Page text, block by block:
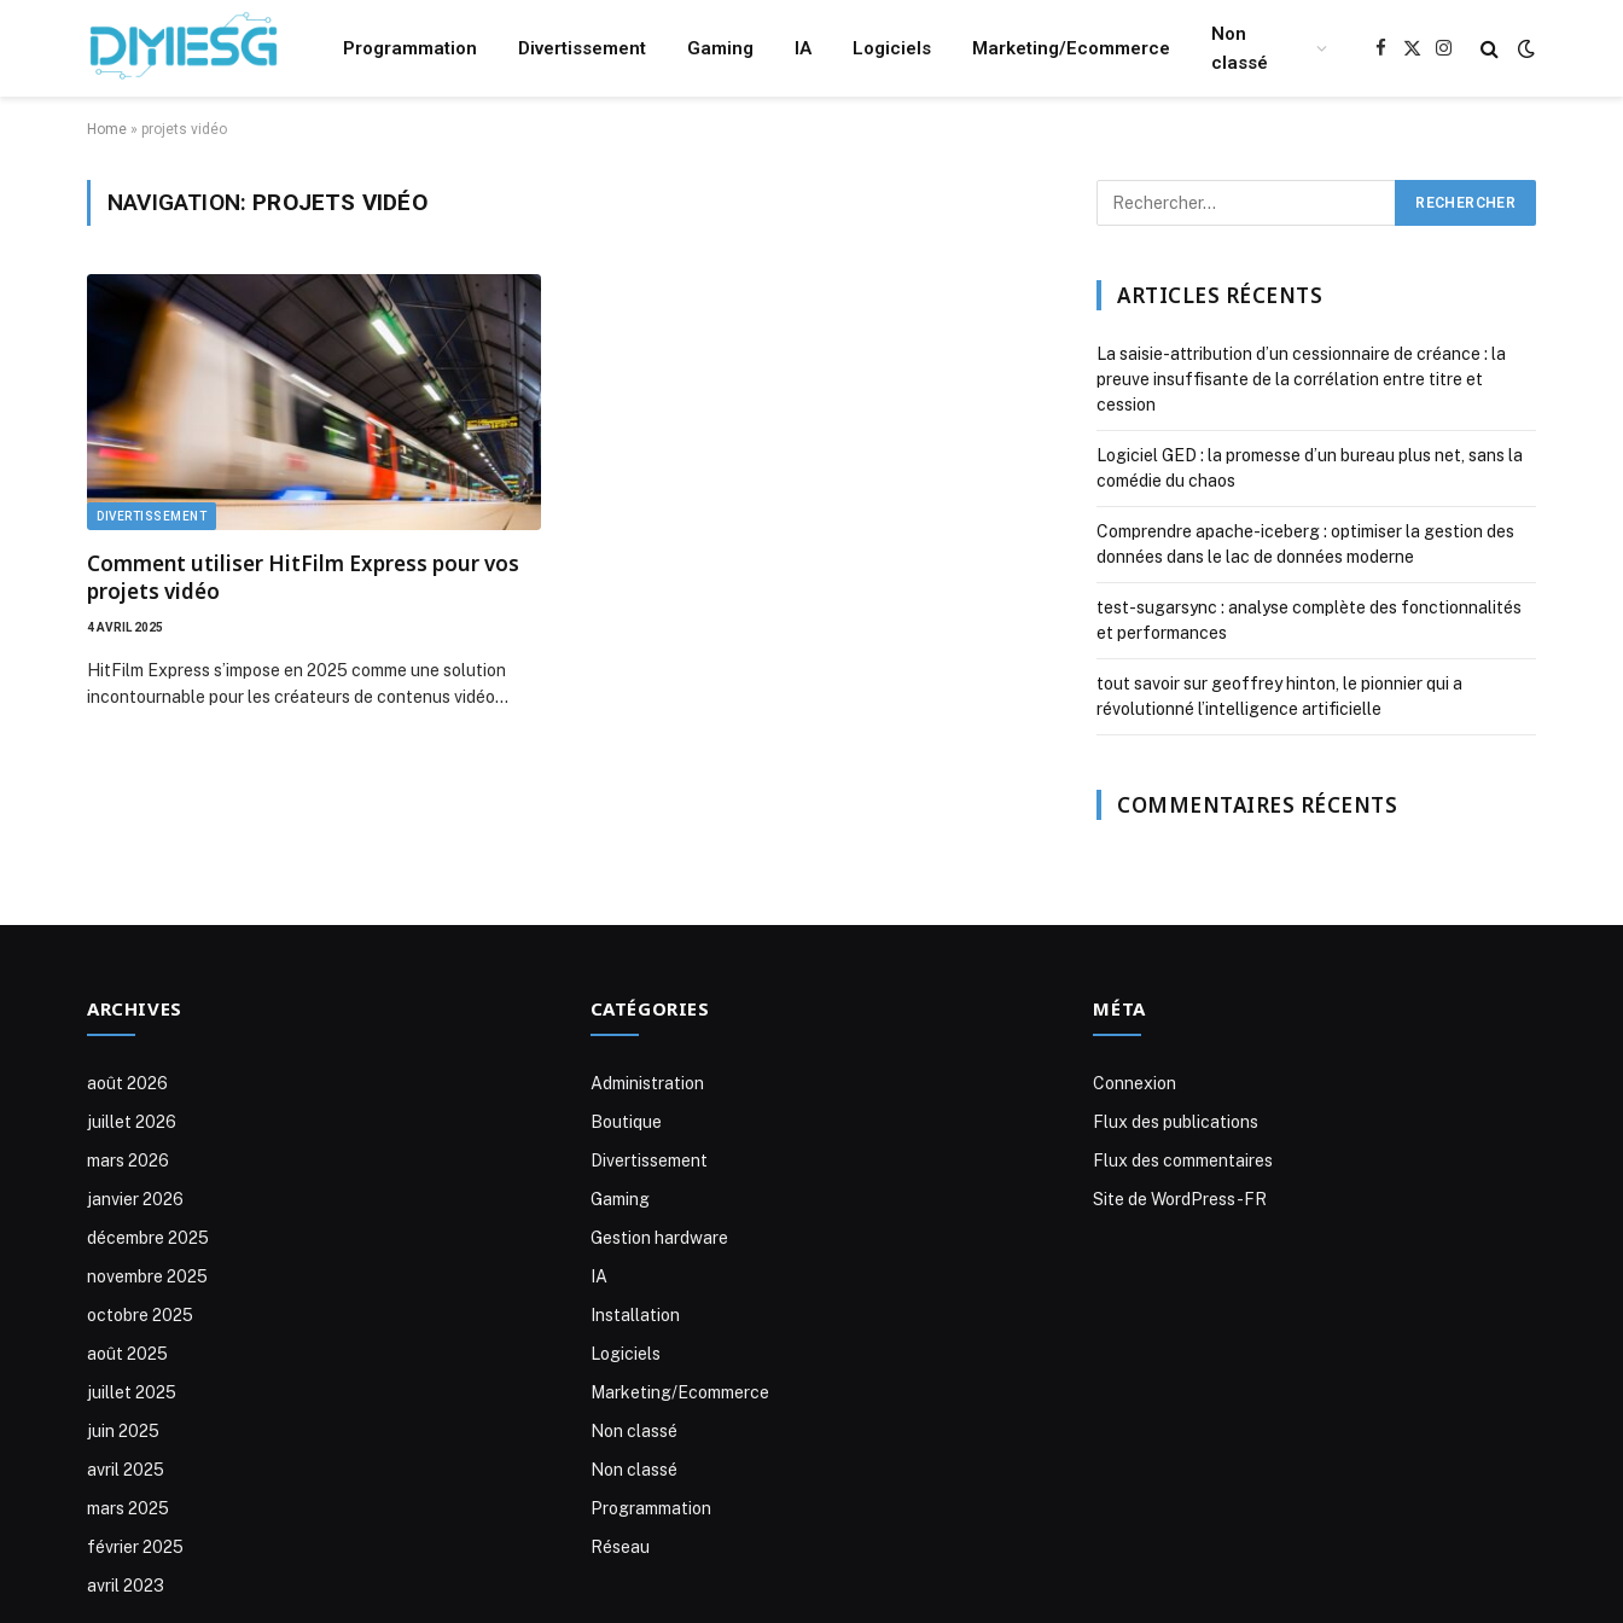
Programmation Divertissement Gaming IA Logiciels Marketing/Ecommerce
Non
classé
Facebook
X
Instagram
Home » projets vidéo
NAVIGATION: PROJETS VIDÉO
DIVERTISSEMENT
Comment utiliser HitFilm Express pour vos
projets vidéo
4 AVRIL 2025
HitFilm Express s’impose en 2025 comme une solution
incontournable pour les créateurs de contenus vidéo…
ARTICLES RÉCENTS
La saisie-attribution d’un cessionnaire de créance : la
preuve insuffisante de la corrélation entre titre et
cession
Logiciel GED : la promesse d’un bureau plus net, sans la
comédie du chaos
Comprendre apache-iceberg : optimiser la gestion des
données dans le lac de données moderne
test-sugarsync : analyse complète des fonctionnalités
et performances
tout savoir sur geoffrey hinton, le pionnier qui a
révolutionné l’intelligence artificielle
COMMENTAIRES RÉCENTS
ARCHIVES
août 2026
juillet 2026
mars 2026
janvier 2026
décembre 2025
novembre 2025
octobre 2025
août 2025
juillet 2025
juin 2025
avril 2025
mars 2025
février 2025
avril 2023
CATÉGORIES
Administration
Boutique
Divertissement
Gaming
Gestion hardware
IA
Installation
Logiciels
Marketing/Ecommerce
Non classé
Non classé
Programmation
Réseau
MÉTA
Connexion
Flux des publications
Flux des commentaires
Site de WordPress-FR